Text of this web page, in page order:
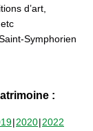
d’art,
Symphorien
:
2020 2022